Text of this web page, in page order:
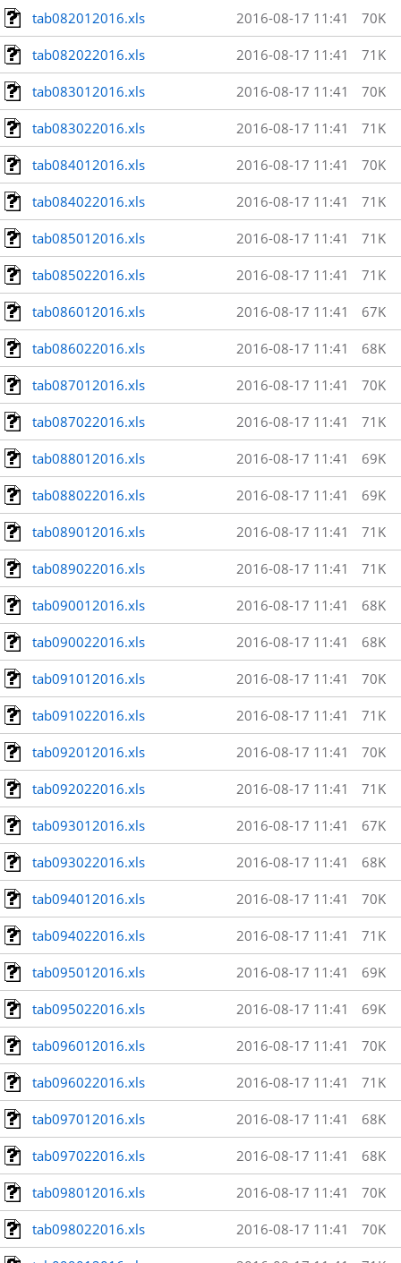
tab082012016.xls 2016-08-17 11:41 70K
tab082022016.xls 2016-08-17 11:41 71K
tab083012016.xls 2016-08-17 11:41 70K
tab083022016.xls 2016-08-17 11:41 71K
tab084012016.xls 2016-08-17 11:41 70K
tab084022016.xls 2016-08-17 11:41 71K
tab085012016.xls 2016-08-17 11:41 71K
tab085022016.xls 2016-08-17 11:41 71K
tab086012016.xls 2016-08-17 11:41 67K
tab086022016.xls 2016-08-17 11:41 68K
tab087012016.xls 2016-08-17 11:41 70K
tab087022016.xls 2016-08-17 11:41 71K
tab088012016.xls 2016-08-17 11:41 69K
tab088022016.xls 2016-08-17 11:41 69K
tab089012016.xls 2016-08-17 11:41 71K
tab089022016.xls 2016-08-17 11:41 71K
tab090012016.xls 2016-08-17 11:41 68K
tab090022016.xls 2016-08-17 11:41 68K
tab091012016.xls 2016-08-17 11:41 70K
tab091022016.xls 2016-08-17 11:41 71K
tab092012016.xls 2016-08-17 11:41 70K
tab092022016.xls 2016-08-17 11:41 71K
tab093012016.xls 2016-08-17 11:41 67K
tab093022016.xls 2016-08-17 11:41 68K
tab094012016.xls 2016-08-17 11:41 70K
tab094022016.xls 2016-08-17 11:41 71K
tab095012016.xls 2016-08-17 11:41 69K
tab095022016.xls 2016-08-17 11:41 69K
tab096012016.xls 2016-08-17 11:41 70K
tab096022016.xls 2016-08-17 11:41 71K
tab097012016.xls 2016-08-17 11:41 68K
tab097022016.xls 2016-08-17 11:41 68K
tab098012016.xls 2016-08-17 11:41 70K
tab098022016.xls 2016-08-17 11:41 70K